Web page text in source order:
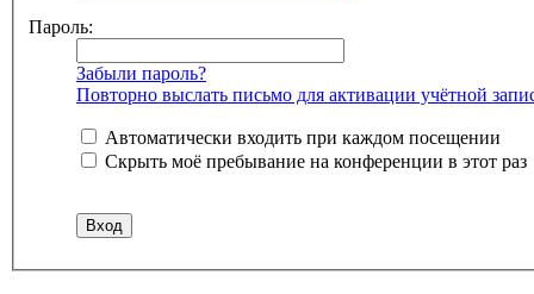
Пароль:
Забыли пароль?
Повторно выслать письмо для активации учётной
Автоматически входить при каждом посещении
Скрыть моё пребывание на конференции в этот раз